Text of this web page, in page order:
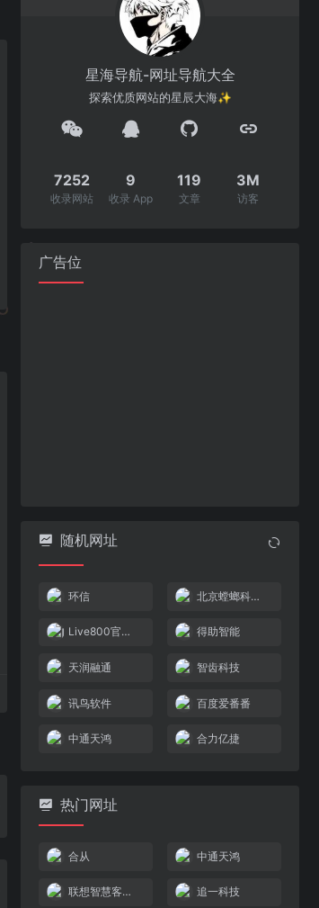
星海导航-网址导航大全
探索优质网站的星辰大海✨
7252
收录网站
9
收录 App
119
文章
3M
访客
广告位
随机网址
环信 北京螳螂科技{官网}
Live800官方网站 得助智能
天润融通 智齿科技
讯鸟软件 百度爱番番
中通天鸿 合力亿捷
热门网址
合从 中通天鸿
联想智慧客服魔方 追一科技